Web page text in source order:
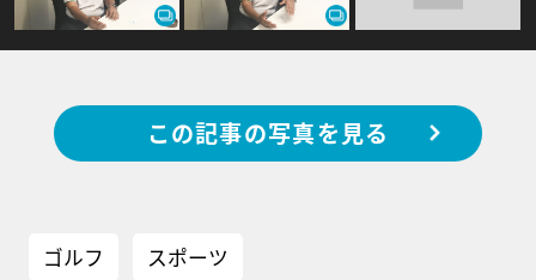
この記事の写真を見る
ゴルフ スポーツ